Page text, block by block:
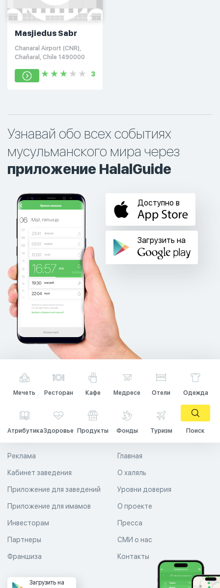
Masjiedus Sabr
Chanaral Airport (CNR),
Chañaral, Chile 1490000
3
Узнавай обо всех событиях
мусульманского мира через
приложение HalalGuide
Доступно в
Загрузить на
Мечеть Ресторан Кафе Медресе Отели Одежда
АтрибутикаЗдоровье Продукты Фонды Туризм Поиск
Главная
О халяль
Уровни доверия
Реклама
Кабинет заведения
Приложение для заведений
Приложение для имамов О проекте
Пресса
СМИ о нас
Контакты
Инвесторам
Партнеры
Франшиза
Загрузить на